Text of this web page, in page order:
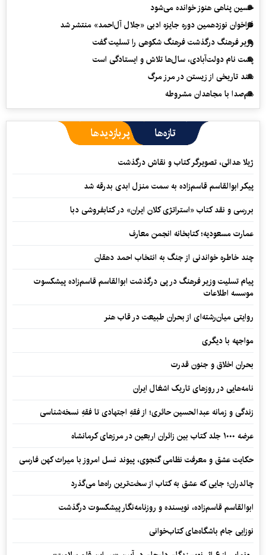
حسین پناهی هنوز خوانده می‌شود
فراخوان نوزدهمین دوره جایزه ادبی «جلال آل‌احمد» منتشر شد
وزیر فرهنگ درگذشت فرهنگ شکوهی را تسلیت گفت
پشت نام دولت‌آبادی، سال‌ها تلاش و ایستادگی است
سند تاریخی از زیستن در مرز مرگ
هم‌صدا با مجاهدان مشروطه
تازه‌ها پربازدیدها
ژیلا هدائی، تصویرگر کتاب و نقاش درگذشت
پیکر ابوالقاسم قاسم‌زاده به سمت منزل ابدی بدرقه شد
بررسی و نقد کتاب «استراتژی کلان ایران» در کتابفروشی دبا
عمارت مسعودیه؛ کتابخانه انجمن معارف
چند خاطره خواندنی از جنگ به انتخاب احمد دهقان
پیام تسلیت وزیر فرهنگ در پی درگذشت ابوالقاسم قاسم‌زاده پیشکسوت
موسسه اطلاعات
روایتی میان‌رشته‌ای از بحران طبیعت در قاب هنر
مواجهه با دیگری
بحران اخلاق و جنون قدرت
نامه‌هایی در روزهای تاریک اشغال ایران
زندگی و زمانه عبدالحسین حائری؛ از فقهِ اجتهادی تا فقهِ نسخه‌شناسی
عرضه ۱۰۰۰ جلد کتاب بین زائران اربعین در مرزهای کرمانشاه
حکایت عشق و معرفت نظامی گنجوی، پیوند نسل امروز با میراث کهن فارسی
چالدران؛ جایی که عشق به کتاب از سخت‌ترین راه‌ها می‌گذرد
ابوالقاسم قاسم‌زاده، نویسنده و روزنامه‌نگار پیشکسوت درگذشت
نوزایی جام باشگاه‌های کتاب‌خوانی